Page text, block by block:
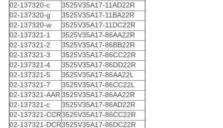
02-137320-c
3525V35A17-11AD22R
02-137320-g
3525V35A17-11BA22R
02-137320-w
3525V35A17-11DC22R
02-137321-1
3525V35A17-86AA22R
02-137321-2
3525V35A17-86BB22R
02-137321-3
3525V35A17-86CC22R
02-137321-4
3525V35A17-86DD22R
02-137321-5
3525V35A17-86AA22L
02-137321-7
3525V35A17-86CC22L
02-137321-AAR 3525V35A17-86AA22R
02-137321-c
3525V35A17-86AD22R
02-137321-CCR3525V35A17-86CC22R
02-137321-DCR3525V35A17-86DC22R